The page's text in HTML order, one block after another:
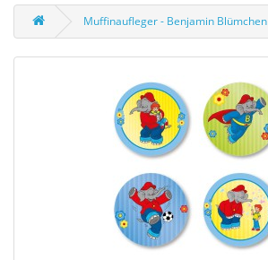
Muffinaufleger - Benjamin Blümchen